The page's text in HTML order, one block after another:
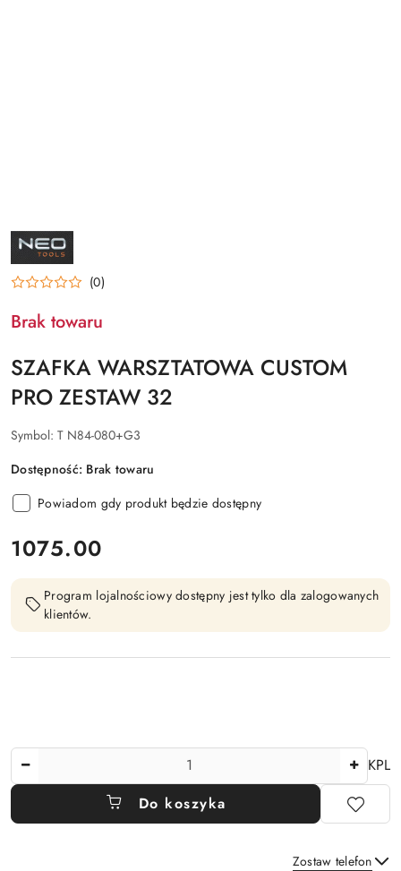
NAZWA
PRODUCENTA:
NEO
(0)
Brak towaru
SZAFKA WARSZTATOWA CUSTOM
PRO ZESTAW 32
Symbol: T N84-080+G3
Dostępność: Brak towaru
Powiadom gdy produkt będzie dostępny
cena:
1075.00
Program lojalnościowy dostępny jest tylko dla zalogowanych
klientów.
KPL
Do koszyka
Zostaw telefon